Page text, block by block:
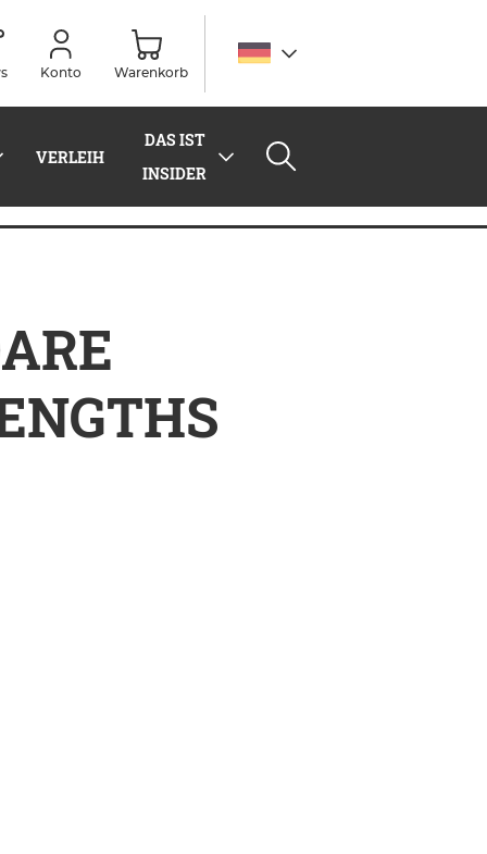
Konto Warenkorb
VERLEIH
DAS IST
INSIDER